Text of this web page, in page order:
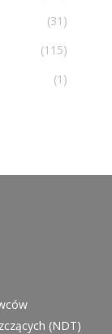
(31)
(115)
(1)
(NDT)